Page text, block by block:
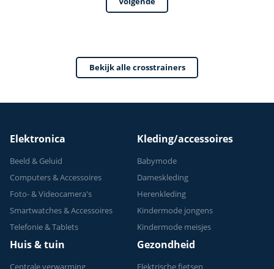
trainingsprogrammas
- Crosstrainers
Fitness - 2026
Crosstrainer
weerstandsniveaus
- 24 programma's
Bekijk alle crosstrainers
Elektronica
Beeld & Geluid
Computers & Accessoires
Foto- & Videocamera's
Smartwatches & Accessoires
Telefonie & Tablets
Kleding/accessoires
Babymode
Dameskleding
Herenkleding
Kindermode jongens
Kindermode meisjes
Huis & tuin
Centrale verwarming
Gezondheid
Elektrische fietsen